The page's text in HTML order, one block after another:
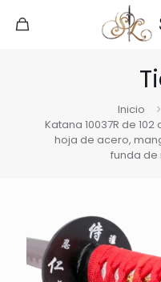
Inicio
Katana 10037R de
hoja de acero,
funda de